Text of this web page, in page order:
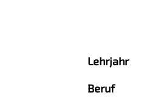
Lehrjahr
Beruf